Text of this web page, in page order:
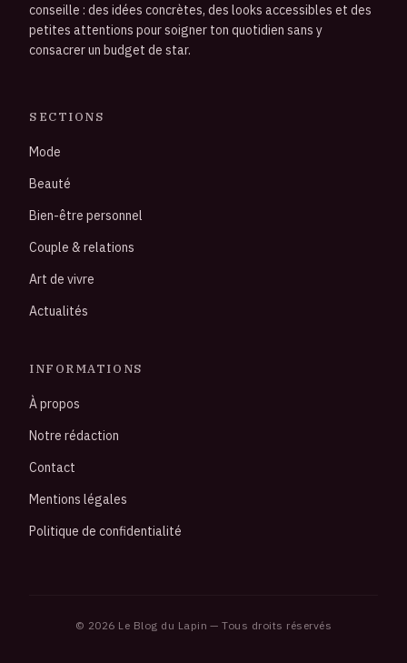
conseille : des idées concrètes, des looks accessibles et des
petites attentions pour soigner ton quotidien sans y
consacrer un budget de star.
SECTIONS
Mode
Beauté
Bien-être personnel
Couple & relations
Art de vivre
Actualités
INFORMATIONS
À propos
Notre rédaction
Contact
Mentions légales
Politique de confidentialité
© 2026 Le Blog du Lapin — Tous droits réservés